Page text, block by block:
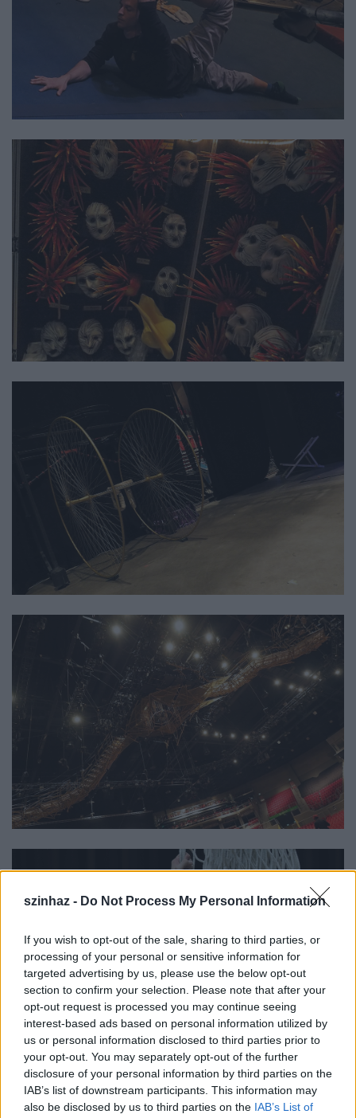
szinhaz - Do Not Process My Personal Information
If you wish to opt-out of the sale, sharing to third parties, or
processing of your personal or sensitive information for
targeted advertising by us, please use the below opt-out
section to confirm your selection. Please note that after your
opt-out request is processed you may continue seeing
interest-based ads based on personal information utilized by
us or personal information disclosed to third parties prior to
your opt-out. You may separately opt-out of the further
disclosure of your personal information by third parties on the
IAB’s list of downstream participants. This information may
also be disclosed by us to third parties on the IAB’s List of